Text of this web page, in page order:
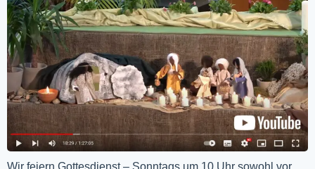
Wir feiern Gottesdienst – Sonntags um 10 Uhr sowohl vor